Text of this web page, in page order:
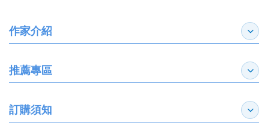
作家介紹 展開
推薦專區 展開
訂購須知 展開